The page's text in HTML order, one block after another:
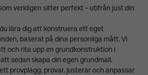
verkligen sitter perfekt – utifrån just din
lära dig att konstruera ett eget
baserat på dina personliga mått. Vi
och rita upp en grundkonstruktion i
sedan skapa din egen grundmall.
provplagg, provar, justerar och anpassar